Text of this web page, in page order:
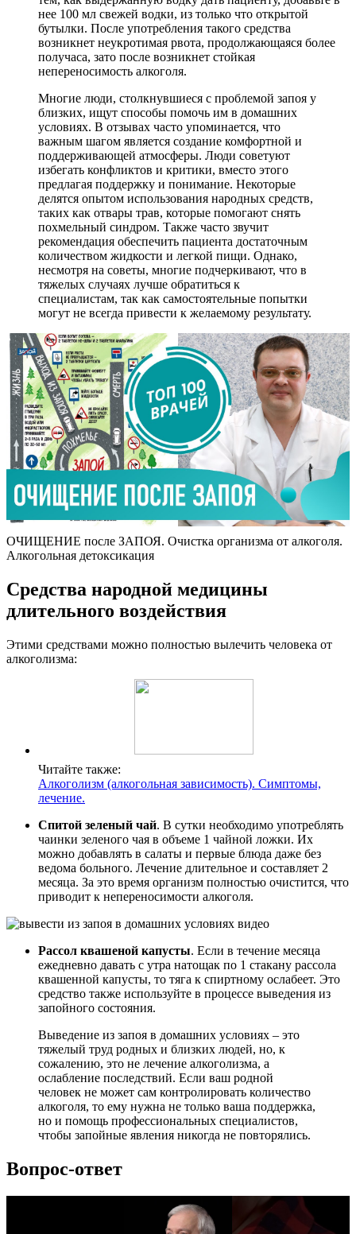
нее 100 мл свежей водки, из только что открытой
бутылки. После употребления такого средства
возникнет неукротимая рвота, продолжающаяся более
получаса, зато после возникнет стойкая
непереносимость алкоголя.
Многие люди, столкнувшиеся с проблемой запоя у
близких, ищут способы помочь им в домашних
условиях. В отзывах часто упоминается, что
важным шагом является создание комфортной и
поддерживающей атмосферы. Люди советуют
избегать конфликтов и критики, вместо этого
предлагая поддержку и понимание. Некоторые
делятся опытом использования народных средств,
таких как отвары трав, которые помогают снять
похмельный синдром. Также часто звучит
рекомендация обеспечить пациента достаточным
количеством жидкости и легкой пищи. Однако,
несмотря на советы, многие подчеркивают, что в
тяжелых случаях лучше обратиться к
специалистам, так как самостоятельные попытки
могут не всегда привести к желаемому результату.
ОЧИЩЕНИЕ после ЗАПОЯ. Очистка организма от алкоголя.
Алкогольная детоксикация
Средства народной медицины
длительного воздействия
Этими средствами можно полностью вылечить человека от
алкоголизма:
Читайте также:
Алкоголизм (алкогольная зависимость). Симптомы,
лечение.
Спитой зеленый чай. В сутки необходимо употреблять
чаинки зеленого чая в объеме 1 чайной ложки. Их
можно добавлять в салаты и первые блюда даже без
ведома больного. Лечение длительное и составляет 2
месяца. За это время организм полностью очистится, что
приводит к непереносимости алкоголя.
Рассол квашеной капусты. Если в течение месяца
ежедневно давать с утра натощак по 1 стакану рассола
квашенной капусты, то тяга к спиртному ослабеет. Это
средство также используйте в процессе выведения из
запойного состояния.
Выведение из запоя в домашних условиях – это
тяжелый труд родных и близких людей, но, к
сожалению, это не лечение алкоголизма, а
ослабление последствий. Если ваш родной
человек не может сам контролировать количество
алкоголя, то ему нужна не только ваша поддержка,
но и помощь профессиональных специалистов,
чтобы запойные явления никогда не повторялись.
Вопрос-ответ